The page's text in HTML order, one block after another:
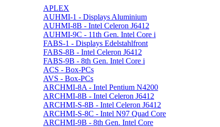
APLEX
AUHMI-1 - Displays Aluminium
AUHMI-8B - Intel Celeron J6412
AUHMI-9C - 11th Gen. Intel Core i
FABS-1 - Displays Edelstahlfront
FABS-8B - Intel Celeron J6412
FABS-9B - 8th Gen. Intel Core i
ACS - Box-PCs
AVS - Box-PCs
ARCHMI-8A - Intel Pentium N4200
ARCHMI-8B - Intel Celeron J6412
ARCHMI-S-8B - Intel Celeron J6412
ARCHMI-S-8C - Intel N97 Quad Core
ARCHMI-9B - 8th Gen. Intel Core